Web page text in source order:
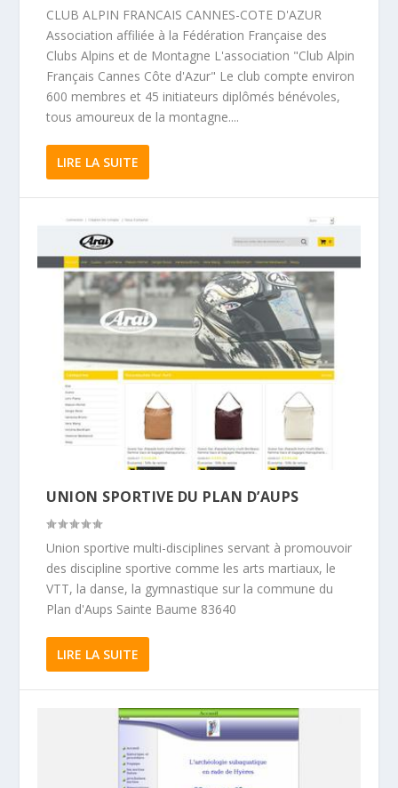
CLUB ALPIN FRANCAIS CANNES-COTE D'AZUR
Association affiliée à la Fédération Française des
Clubs Alpins et de Montagne L'association "Club Alpin
Français Cannes Côte d'Azur" Le club compte environ
600 membres et 45 initiateurs diplômés bénévoles,
tous amoureux de la montagne....
LIRE LA SUITE
UNION SPORTIVE DU PLAN D’AUPS
Union sportive multi-disciplines servant à promouvoir
des discipline sportive comme les arts martiaux, le
VTT, la danse, la gymnastique sur la commune du
Plan d'Aups Sainte Baume 83640
LIRE LA SUITE